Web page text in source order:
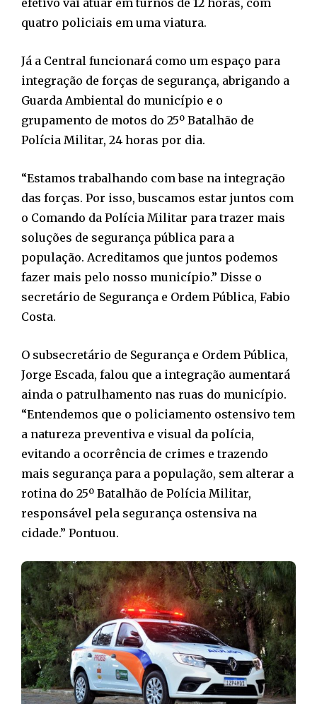
efetivo vai atuar em turnos de 12 horas, com
quatro policiais em uma viatura.
Já a Central funcionará como um espaço para
integração de forças de segurança, abrigando a
Guarda Ambiental do município e o
grupamento de motos do 25º Batalhão de
Polícia Militar, 24 horas por dia.
“Estamos trabalhando com base na integração
das forças. Por isso, buscamos estar juntos com
o Comando da Polícia Militar para trazer mais
soluções de segurança pública para a
população. Acreditamos que juntos podemos
fazer mais pelo nosso município.” Disse o
secretário de Segurança e Ordem Pública, Fabio
Costa.
O subsecretário de Segurança e Ordem Pública,
Jorge Escada, falou que a integração aumentará
ainda o patrulhamento nas ruas do município.
“Entendemos que o policiamento ostensivo tem
a natureza preventiva e visual da polícia,
evitando a ocorrência de crimes e trazendo
mais segurança para a população, sem alterar a
rotina do 25º Batalhão de Polícia Militar,
responsável pela segurança ostensiva na
cidade.” Pontuou.